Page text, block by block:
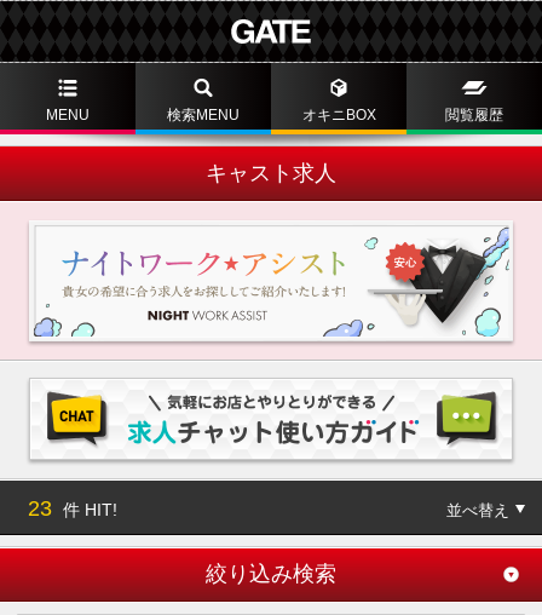
MENU 検索MENU オキニBOX 閲覧履歴
キャスト求人
23 件 HIT!
絞り込み検索